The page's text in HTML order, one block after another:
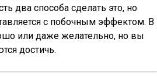
два способа сделать это, но
с побочным эффектом. В
или даже желательно, но вы
достичь.